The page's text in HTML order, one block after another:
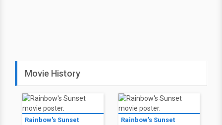
Movie History
Rainbow's Sunset Rainbow's Sunset